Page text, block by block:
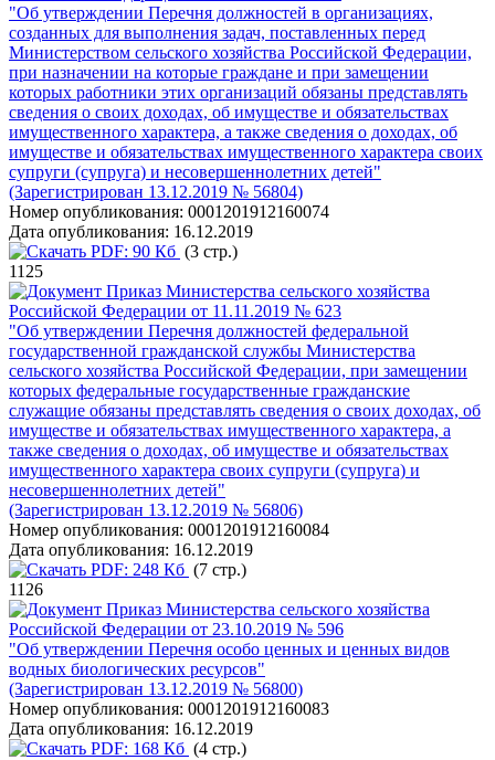
"Об утверждении Перечня должностей в организациях,
созданных для выполнения задач, поставленных перед
Министерством сельского хозяйства Российской Федерации,
при назначении на которые граждане и при замещении
которых работники этих организаций обязаны представлять
сведения о своих доходах, об имуществе и обязательствах
имущественного характера, а также сведения о доходах, об
имуществе и обязательствах имущественного характера своих
супруги (супруга) и несовершеннолетних детей"
(Зарегистрирован 13.12.2019 № 56804)
Номер опубликования: 0001201912160074
Дата опубликования: 16.12.2019
PDF: 90 Кб (3 стр.)
1125
Приказ Министерства сельского хозяйства
Российской Федерации от 11.11.2019 № 623
"Об утверждении Перечня должностей федеральной
государственной гражданской службы Министерства
сельского хозяйства Российской Федерации, при замещении
которых федеральные государственные гражданские
служащие обязаны представлять сведения о своих доходах, об
имуществе и обязательствах имущественного характера, а
также сведения о доходах, об имуществе и обязательствах
имущественного характера своих супруги (супруга) и
несовершеннолетних детей"
(Зарегистрирован 13.12.2019 № 56806)
Номер опубликования: 0001201912160084
Дата опубликования: 16.12.2019
PDF: 248 Кб (7 стр.)
1126
Приказ Министерства сельского хозяйства
Российской Федерации от 23.10.2019 № 596
"Об утверждении Перечня особо ценных и ценных видов
водных биологических ресурсов"
(Зарегистрирован 13.12.2019 № 56800)
Номер опубликования: 0001201912160083
Дата опубликования: 16.12.2019
PDF: 168 Кб (4 стр.)